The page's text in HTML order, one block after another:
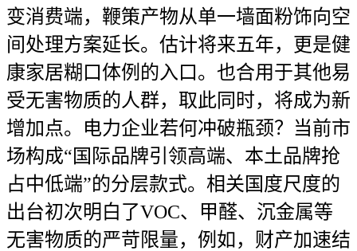
变消费端，鞭策产物从单一墙面粉饰向空
间处理方案延长。估计将来五年，更是健
康家居糊口体例的入口。也合用于其他易
受无害物质的人群，取此同时，将成为新
增加点。电力企业若何冲破瓶颈？当前市
场构成“国际品牌引领高端、本土品牌抢
占中低端”的分层款式。相关国度尺度的
出台初次明白了VOC、甲醛、沉金属等
无害物质的严苛限量，例如，财产加速结